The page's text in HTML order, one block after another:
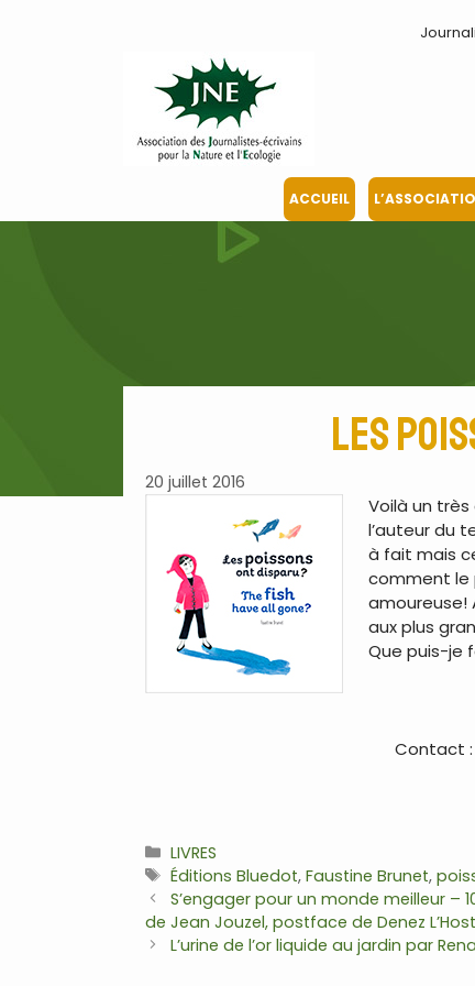
ACCUEIL
Les
20 juillet 2016
Voilà un
l’auteur du
à fait mais
comment le
amoureuse!
aux plus
Que puis-je
Contact :
Catégories
LIVRES
Étiquettes
Éditions Bluedot,Faustine Brunet,
Navigation
des
articles
S’engager pour un monde meilleur –
de Jean Jouzel, postface de Denez
L’urine de l’or liquide au jardin par